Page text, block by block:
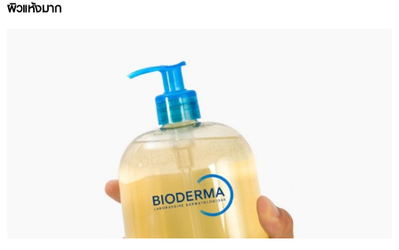
ผิวแห้งมาก